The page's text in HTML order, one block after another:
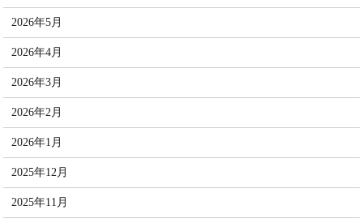
2026年5月
2026年4月
2026年3月
2026年2月
2026年1月
2025年12月
2025年11月